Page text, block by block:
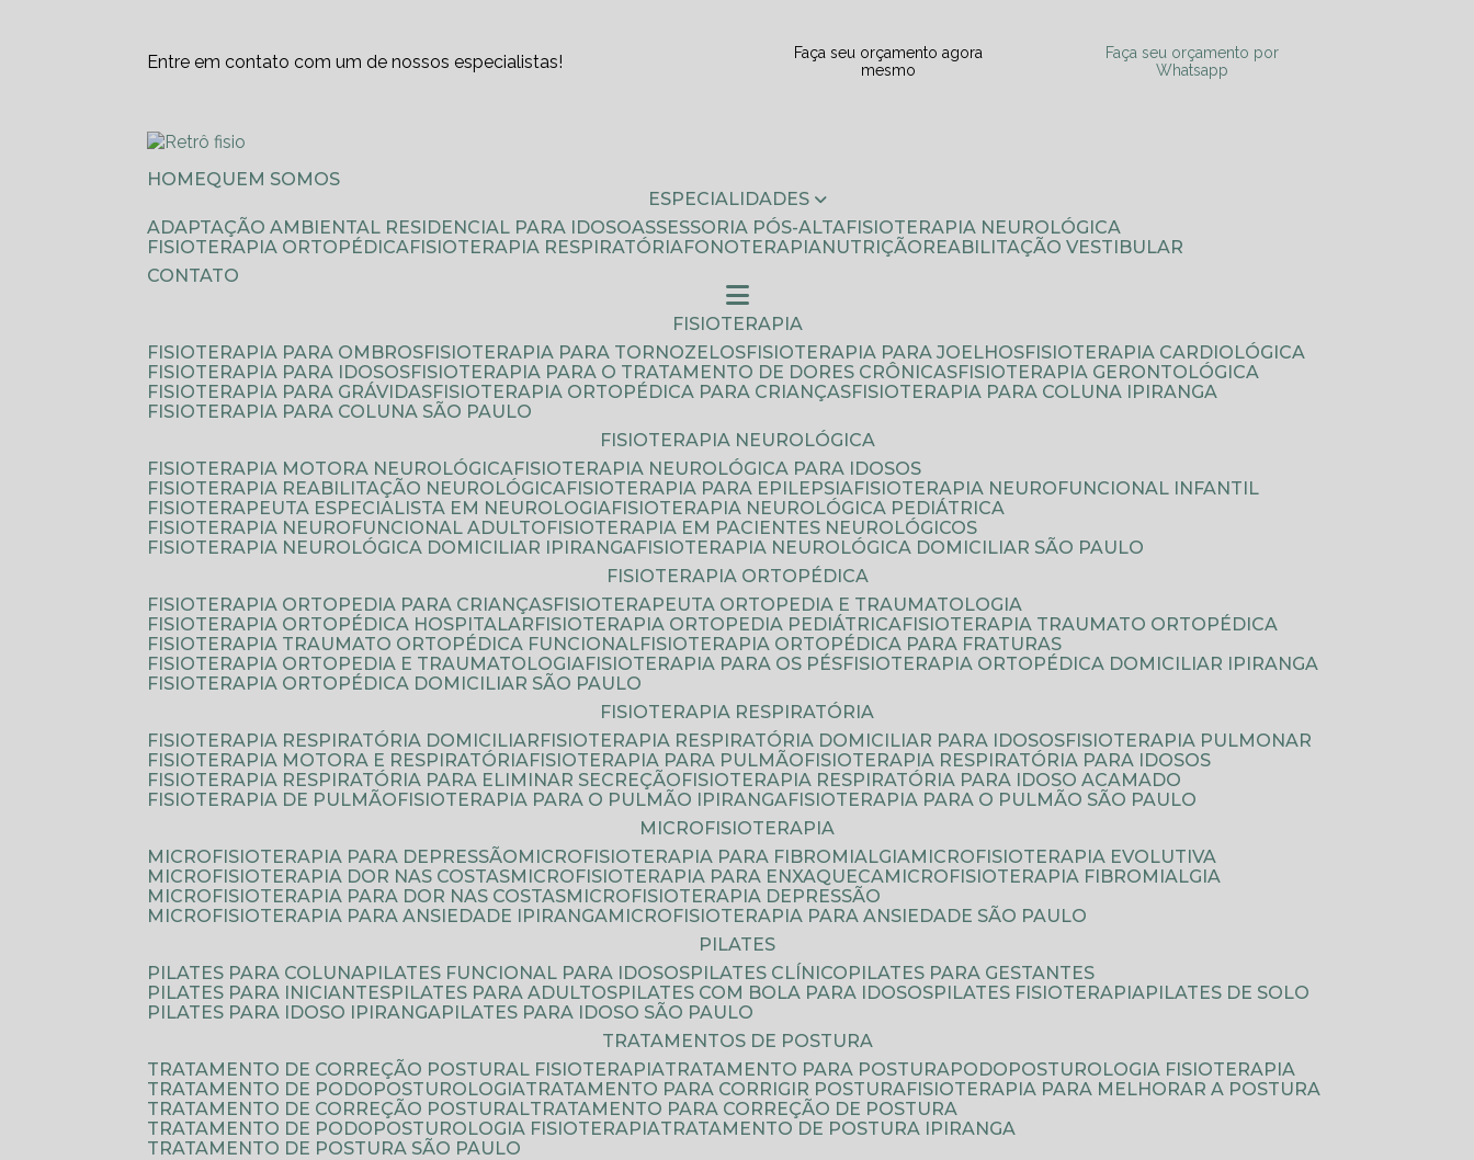
Entre em contato com um de nossos especialistas!
Faça seu orçamento agora
mesmo
Faça seu orçamento por
Whatsapp
HOME
QUEM SOMOS
ESPECIALIDADES
ADAPTAÇÃO AMBIENTAL RESIDENCIAL PARA IDOSO
ASSESSORIA PÓS-ALTA
FISIOTERAPIA NEUROLÓGICA
FISIOTERAPIA ORTOPÉDICA
FISIOTERAPIA RESPIRATÓRIA FONOTERAPIA NUTRIÇÃO
REABILITAÇÃO VESTIBULAR
CONTATO
FISIOTERAPIA
FISIOTERAPIA PARA OMBROS
FISIOTERAPIA PARA TORNOZELOS FISIOTERAPIA PARA JOELHOS
FISIOTERAPIA CARDIOLÓGICA
FISIOTERAPIA PARA IDOSOS
FISIOTERAPIA PARA O TRATAMENTO DE DORES CRÔNICAS
FISIOTERAPIA GERONTOLÓGICA
FISIOTERAPIA PARA GRÁVIDAS
FISIOTERAPIA ORTOPÉDICA PARA CRIANÇAS
FISIOTERAPIA PARA COLUNA IPIRANGA
FISIOTERAPIA PARA COLUNA SÃO PAULO
FISIOTERAPIA NEUROLÓGICA
FISIOTERAPIA MOTORA NEUROLÓGICA
FISIOTERAPIA NEUROLÓGICA PARA IDOSOS
FISIOTERAPIA REABILITAÇÃO NEUROLÓGICA
FISIOTERAPIA PARA EPILEPSIA
FISIOTERAPIA NEUROFUNCIONAL INFANTIL
FISIOTERAPEUTA ESPECIALISTA EM NEUROLOGIA
FISIOTERAPIA NEUROLÓGICA PEDIÁTRICA
FISIOTERAPIA NEUROFUNCIONAL ADULTO
FISIOTERAPIA EM PACIENTES NEUROLÓGICOS
FISIOTERAPIA NEUROLÓGICA DOMICILIAR IPIRANGA
FISIOTERAPIA NEUROLÓGICA DOMICILIAR SÃO PAULO
FISIOTERAPIA ORTOPÉDICA
FISIOTERAPIA ORTOPEDIA PARA CRIANÇAS
FISIOTERAPEUTA ORTOPEDIA E TRAUMATOLOGIA
FISIOTERAPIA ORTOPÉDICA HOSPITALAR
FISIOTERAPIA ORTOPEDIA PEDIÁTRICA
FISIOTERAPIA TRAUMATO ORTOPÉDICA
FISIOTERAPIA TRAUMATO ORTOPÉDICA FUNCIONAL
FISIOTERAPIA ORTOPÉDICA PARA FRATURAS
FISIOTERAPIA ORTOPEDIA E TRAUMATOLOGIA
FISIOTERAPIA PARA OS PÉS
FISIOTERAPIA ORTOPÉDICA DOMICILIAR IPIRANGA
FISIOTERAPIA ORTOPÉDICA DOMICILIAR SÃO PAULO
FISIOTERAPIA RESPIRATÓRIA
FISIOTERAPIA RESPIRATÓRIA DOMICILIAR
FISIOTERAPIA RESPIRATÓRIA DOMICILIAR PARA IDOSOS
FISIOTERAPIA PULMONAR
FISIOTERAPIA MOTORA E RESPIRATÓRIA
FISIOTERAPIA PARA PULMÃO
FISIOTERAPIA RESPIRATÓRIA PARA IDOSOS
FISIOTERAPIA RESPIRATÓRIA PARA ELIMINAR SECREÇÃO
FISIOTERAPIA RESPIRATÓRIA PARA IDOSO ACAMADO
FISIOTERAPIA DE PULMÃO
FISIOTERAPIA PARA O PULMÃO IPIRANGA
FISIOTERAPIA PARA O PULMÃO SÃO PAULO
MICROFISIOTERAPIA
MICROFISIOTERAPIA PARA DEPRESSÃO
MICROFISIOTERAPIA PARA FIBROMIALGIA
MICROFISIOTERAPIA EVOLUTIVA
MICROFISIOTERAPIA DOR NAS COSTAS
MICROFISIOTERAPIA PARA ENXAQUECA
MICROFISIOTERAPIA FIBROMIALGIA
MICROFISIOTERAPIA PARA DOR NAS COSTAS
MICROFISIOTERAPIA DEPRESSÃO
MICROFISIOTERAPIA PARA ANSIEDADE IPIRANGA
MICROFISIOTERAPIA PARA ANSIEDADE SÃO PAULO
PILATES
PILATES PARA COLUNA
PILATES FUNCIONAL PARA IDOSOS PILATES CLÍNICO
PILATES PARA GESTANTES
PILATES PARA INICIANTES
PILATES PARA ADULTOS PILATES COM BOLA PARA IDOSOS PILATES FISIOTERAPIA
PILATES DE SOLO
PILATES PARA IDOSO IPIRANGA
PILATES PARA IDOSO SÃO PAULO
TRATAMENTOS DE POSTURA
TRATAMENTO DE CORREÇÃO POSTURAL FISIOTERAPIA
TRATAMENTO PARA POSTURA
PODOPOSTUROLOGIA FISIOTERAPIA
TRATAMENTO DE PODOPOSTUROLOGIA
TRATAMENTO PARA CORRIGIR POSTURA
FISIOTERAPIA PARA MELHORAR A POSTURA
TRATAMENTO DE CORREÇÃO POSTURAL
TRATAMENTO PARA CORREÇÃO DE POSTURA
TRATAMENTO DE PODOPOSTUROLOGIA FISIOTERAPIA
TRATAMENTO DE POSTURA IPIRANGA
TRATAMENTO DE POSTURA SÃO PAULO